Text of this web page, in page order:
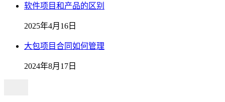
软件项目和产品的区别
2025年4月16日
大包项目合同如何管理
2024年8月17日